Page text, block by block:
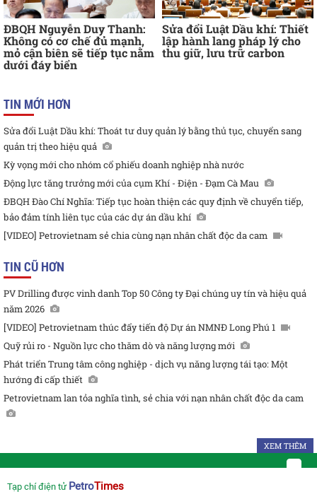
ĐBQH Nguyễn Duy Thanh:
Không có cơ chế đủ mạnh,
mỏ cận biên sẽ tiếp tục nằm
dưới đáy biển
Sửa đổi Luật Dầu khí: Thiết
lập hành lang pháp lý cho
thu giữ, lưu trữ carbon
TIN MỚI HƠN
Sửa đổi Luật Dầu khí: Thoát tư duy quản lý bằng thủ tục, chuyển sang
quản trị theo hiệu quả
Kỳ vọng mới cho nhóm cổ phiếu doanh nghiệp nhà nước
Động lực tăng trưởng mới của cụm Khí - Điện - Đạm Cà Mau
ĐBQH Đào Chí Nghĩa: Tiếp tục hoàn thiện các quy định về chuyển tiếp,
bảo đảm tính liên tục của các dự án dầu khí
[VIDEO] Petrovietnam sẻ chia cùng nạn nhân chất độc da cam
TIN CŨ HƠN
PV Drilling được vinh danh Top 50 Công ty Đại chúng uy tín và hiệu quả
năm 2026
[VIDEO] Petrovietnam thúc đẩy tiến độ Dự án NMNĐ Long Phú 1
Quỹ rủi ro - Nguồn lực cho thăm dò và năng lượng mới
Phát triển Trung tâm công nghiệp - dịch vụ năng lượng tái tạo: Một
hướng đi cấp thiết
Petrovietnam lan tỏa nghĩa tình, sẻ chia với nạn nhân chất độc da cam
XEM THÊM
Tạp chí điện tử PetroTimes